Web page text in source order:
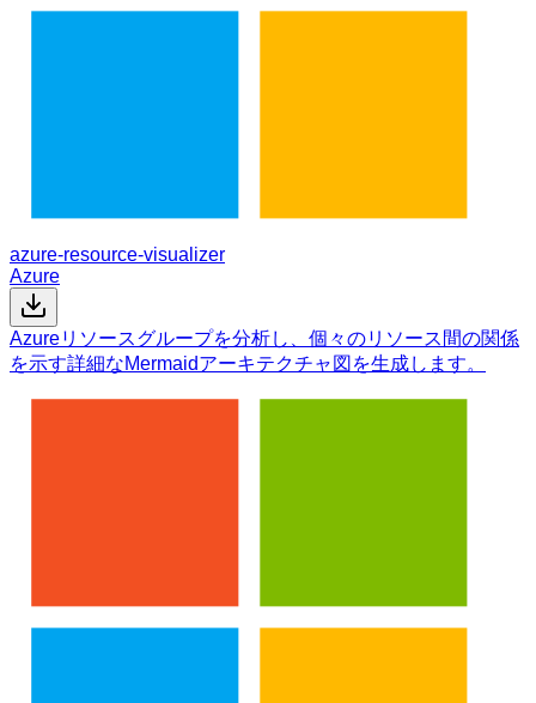
azure-resource-visualizer
Azure
Azureリソースグループを分析し、個々のリソース間の関係
を示す詳細なMermaidアーキテクチャ図を生成します。